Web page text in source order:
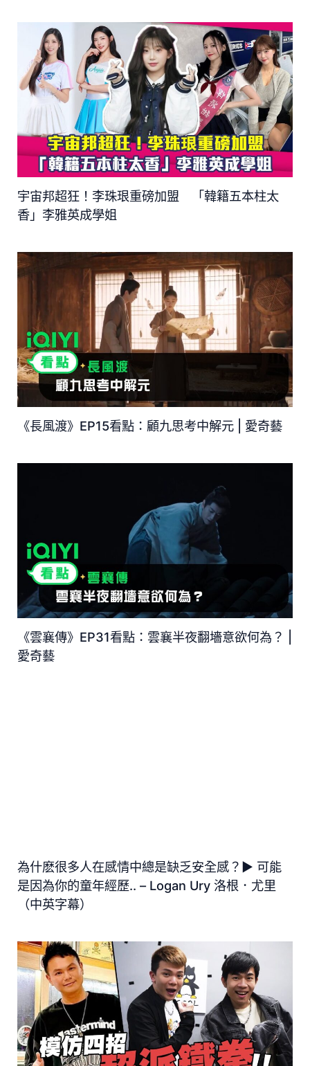
宇宙邦超狂！李珠珢重磅加盟 「韓籍五本柱太
香」李雅英成學姐
《長風渡》EP15看點：顧九思考中解元 | 愛奇藝
《雲襄傳》EP31看點：雲襄半夜翻墻意欲何為？ |
愛奇藝
為什麽很多人在感情中總是缺乏安全感？► 可能
是因為你的童年經歷.. – Logan Ury 洛根．尤里
（中英字幕）